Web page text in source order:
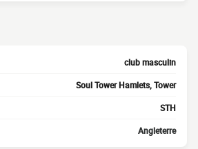
club masculin
Soul Tower Hamlets, Tower
STH
Angleterre